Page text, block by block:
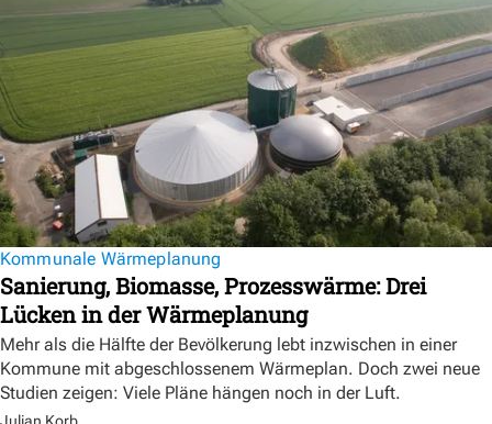
Kommunale Wärmeplanung
Sanierung, Biomasse, Prozesswärme: Drei
Lücken in der Wärmeplanung
Mehr als die Hälfte der Bevölkerung lebt inzwischen in einer
Kommune mit abgeschlossenem Wärmeplan. Doch zwei neue
Studien zeigen: Viele Pläne hängen noch in der Luft.
Julian Korb